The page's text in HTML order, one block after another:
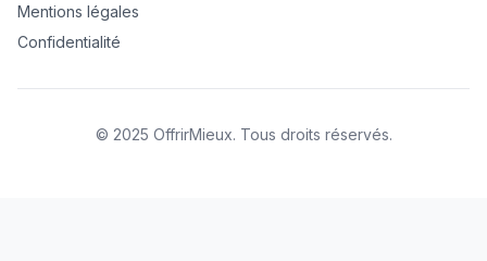
Mentions légales
Confidentialité
© 2025 OffrirMieux. Tous droits réservés.